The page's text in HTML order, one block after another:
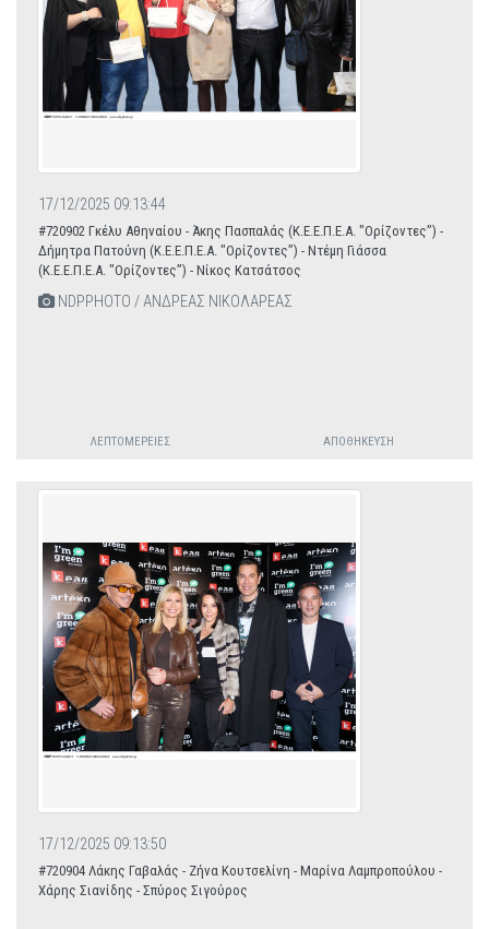
17/12/2025 09:13:44
#720902 Γκέλυ Αθηναίου - Άκης Πασπαλάς (Κ.Ε.Ε.Π.Ε.Α. "Ορίζοντες”) -
Δήμητρα Πατούνη (Κ.Ε.Ε.Π.Ε.Α. "Ορίζοντες”) - Ντέμη Γιάσσα
(Κ.Ε.Ε.Π.Ε.Α. "Ορίζοντες”) - Νίκος Κατσάτσος
NDPPHOTO / ΑΝΔΡΕΑΣ ΝΙΚΟΛΑΡΕΑΣ
ΛΕΠΤΟΜΈΡΕΙΕΣ ΑΠΟΘΉΚΕΥΣΗ
17/12/2025 09:13:50
#720904 Λάκης Γαβαλάς - Ζήνα Κουτσελίνη - Μαρίνα Λαμπροπούλου -
Χάρης Σιανίδης - Σπύρος Σιγούρος